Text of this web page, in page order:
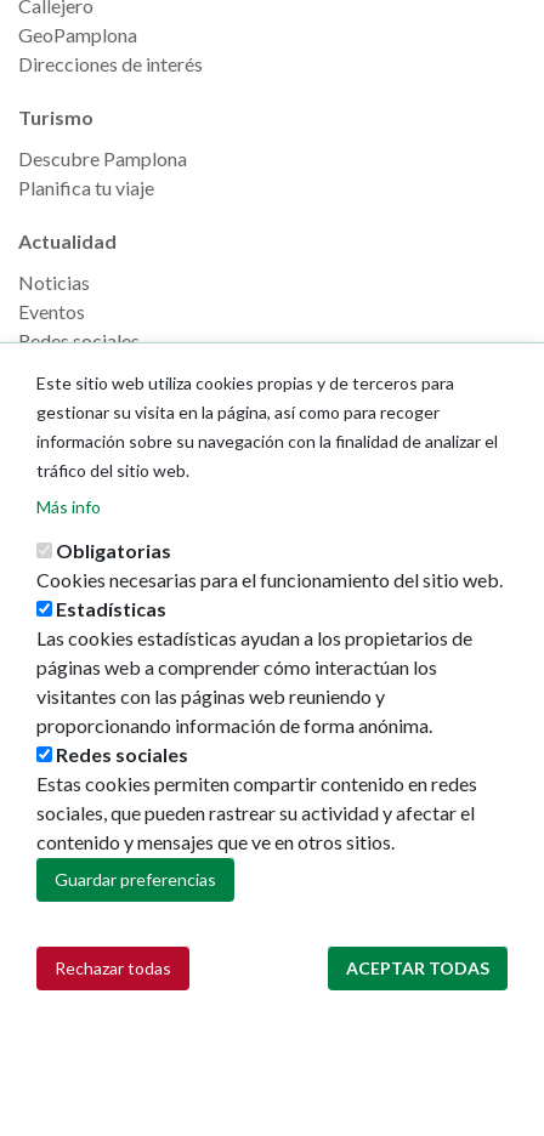
Callejero
GeoPamplona
Direcciones de interés
Turismo
Descubre Pamplona
Planifica tu viaje
Actualidad
Noticias
Eventos
Redes sociales
Este sitio web utiliza cookies propias y de terceros para
gestionar su visita en la página, así como para recoger
información sobre su navegación con la finalidad de analizar el
tráfico del sitio web.
Más info
Obligatorias
Cookies necesarias para el funcionamiento del sitio web.
Estadísticas
Las cookies estadísticas ayudan a los propietarios de
páginas web a comprender cómo interactúan los
visitantes con las páginas web reuniendo y
proporcionando información de forma anónima.
Redes sociales
Estas cookies permiten compartir contenido en redes
sociales, que pueden rastrear su actividad y afectar el
contenido y mensajes que ve en otros sitios.
Guardar preferencias
Rechazar todas ACEPTAR TODAS
Retirar consentimiento